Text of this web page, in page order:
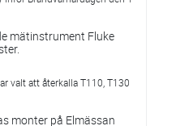
mätinstrument Fluke
valt att återkalla T110, T130
monter på Elmässan